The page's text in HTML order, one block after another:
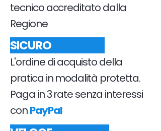
tecnico accreditato dalla
Regione
SICURO
L'ordine di acquisto della
pratica in modalità protetta.
Paga in 3 rate senza interessi
conPayPal